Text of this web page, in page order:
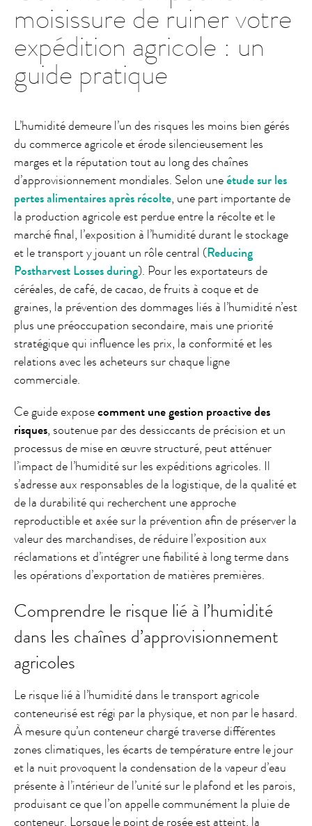
moisissure de ruiner votre
expédition agricole : un
guide pratique
L’humidité demeure l’un des risques les moins bien gérés
du commerce agricole et érode silencieusement les
marges et la réputation tout au long des chaînes
d’approvisionnement mondiales. Selon uneétude sur les
pertes alimentaires après récolte, une part importante de
la production agricole est perdue entre la récolte et le
marché final, l’exposition à l’humidité durant le stockage
et le transport y jouant un rôle central (Reducing
Postharvest Losses during). Pour les exportateurs de
céréales, de café, de cacao, de fruits à coque et de
graines, la prévention des dommages liés à l’humidité n’est
plus une préoccupation secondaire, mais une priorité
stratégique qui influence les prix, la conformité et les
relations avec les acheteurs sur chaque ligne
commerciale.
Ce guide exposecomment une gestion proactive des
risques, soutenue par des dessiccants de précision et un
processus de mise en œuvre structuré, peut atténuer
l’impact de l’humidité sur les expéditions agricoles. Il
s’adresse aux responsables de la logistique, de la qualité et
de la durabilité qui recherchent une approche
reproductible et axée sur la prévention afin de préserver la
valeur des marchandises, de réduire l’exposition aux
réclamations et d’intégrer une fiabilité à long terme dans
les opérations d’exportation de matières premières.
Comprendre le risque lié à l’humidité
dans les chaînes d’approvisionnement
agricoles
Le risque lié à l’humidité dans le transport agricole
conteneurisé est régi par la physique, et non par le hasard.
À mesure qu’un conteneur chargé traverse différentes
zones climatiques, les écarts de température entre le jour
et la nuit provoquent la condensation de la vapeur d’eau
présente à l’intérieur de l’unité sur le plafond et les parois,
produisant ce que l’on appelle communément la pluie de
conteneur. Lorsque le point de rosée est atteint, la